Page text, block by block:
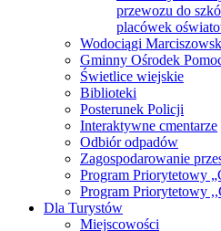
przewozu do
placówek
Wodociągi
Gminny Ośrodek
Świetlice wiejskie
Biblioteki
Posterunek Policji
Interaktywne cmentarze
Odbiór odpadów
Zagospodarowanie
Program Priorytetowy
Program Priorytetowy
Dla Turystów
Miejscowości